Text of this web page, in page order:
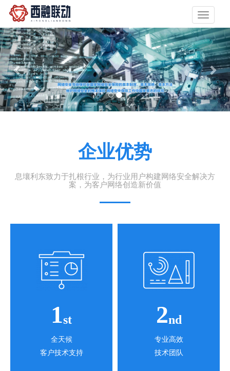
Toggle
企业优势
息壤利东致力于扎根行业，为行业用户构建网络安全解决方
案，为客户网络创造新价值
1st
全天候
客户技术支持
2nd
专业高效
技术团队